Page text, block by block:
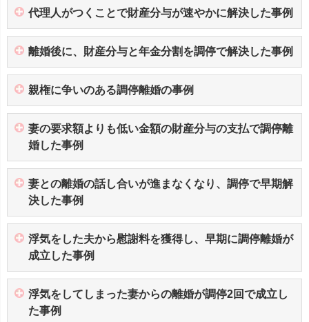
代理人がつくことで財産分与が速やかに解決した事例
離婚後に、財産分与と年金分割を調停で解決した事例
親権に争いのある調停離婚の事例
妻の要求額よりも低い金額の財産分与の支払で調停離
婚した事例
妻との離婚の話し合いが進まなくなり、調停で早期解
決した事例
浮気をした夫から慰謝料を獲得し、早期に調停離婚が
成立した事例
浮気をしてしまった妻からの離婚が調停2回で成立し
た事例